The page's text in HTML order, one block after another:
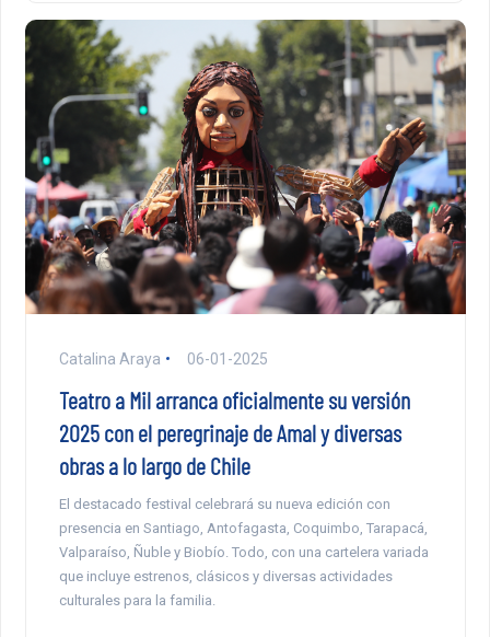
Catalina Araya 06-01-2025
Teatro a Mil arranca oficialmente su versión
2025 con el peregrinaje de Amal y diversas
obras a lo largo de Chile
El destacado festival celebrará su nueva edición con
presencia en Santiago, Antofagasta, Coquimbo, Tarapacá,
Valparaíso, Ñuble y Biobío. Todo, con una cartelera variada
que incluye estrenos, clásicos y diversas actividades
culturales para la familia.